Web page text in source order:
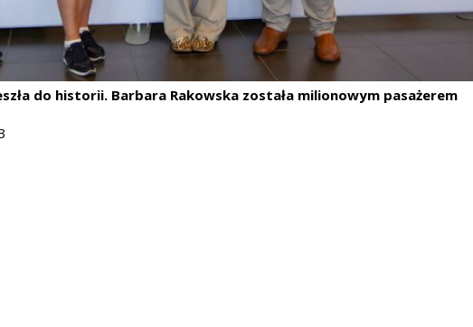
do historii. Barbara Rakowska została milionowym pasażerem